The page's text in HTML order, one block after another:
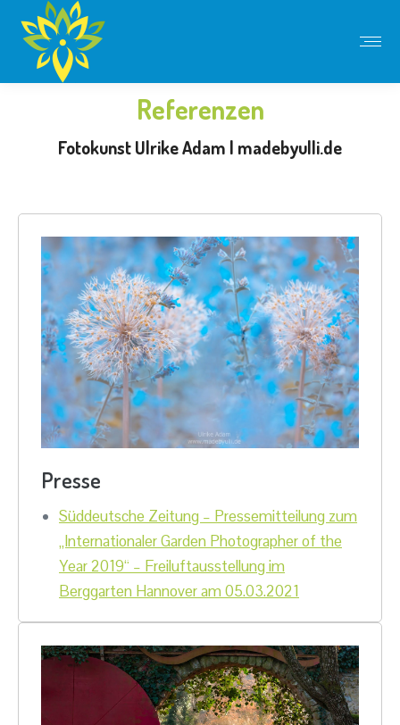
Referenzen
Fotokunst Ulrike Adam | madebyulli.de
Sie befinden sich hier:
Presse
Süddeutsche Zeitung – Pressemitteilung zum
„Internationaler Garden Photographer of the
Year 2019“ – Freiluftausstellung im
Berggarten Hannover am 05.03.2021